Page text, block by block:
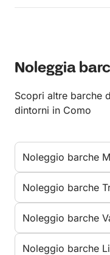
Noleggia
Scopri altre barche
dintorni in Como
Noleggio barche
Noleggio barche
Noleggio barche
Noleggio barche